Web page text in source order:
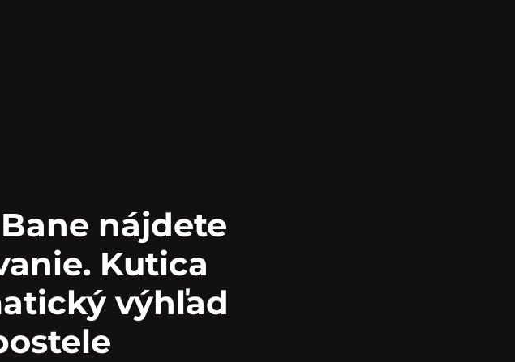
nájdete
Kutica
výhľad